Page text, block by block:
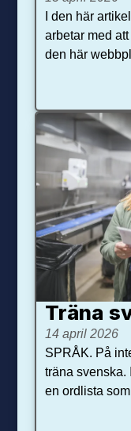
I den här
arbetar med
den här
Träna
14 april 2026
SPRÅK. På
träna svenska.
en ordlista